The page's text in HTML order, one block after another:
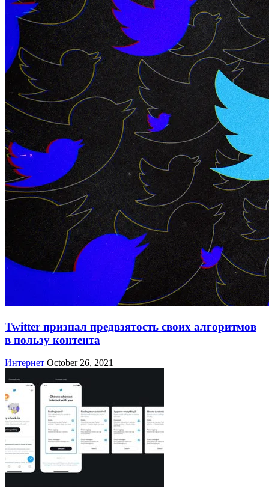
Twitter признал предвзятость своих алгоритмов
в пользу контента
Интернет October 26, 2021